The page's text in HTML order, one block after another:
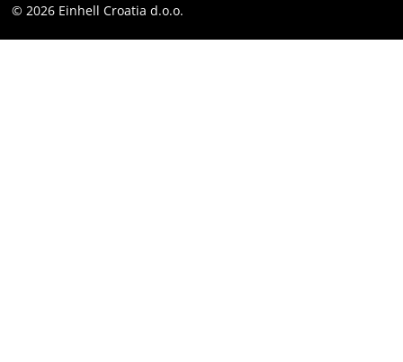
YouТube
© 2026 Einhell Croatia d.o.o.